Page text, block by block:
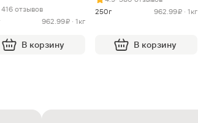
416 отзывов
962.99 ₽ · 1кг
В корзину
250г
962.99 ₽ · 1кг
В корзину